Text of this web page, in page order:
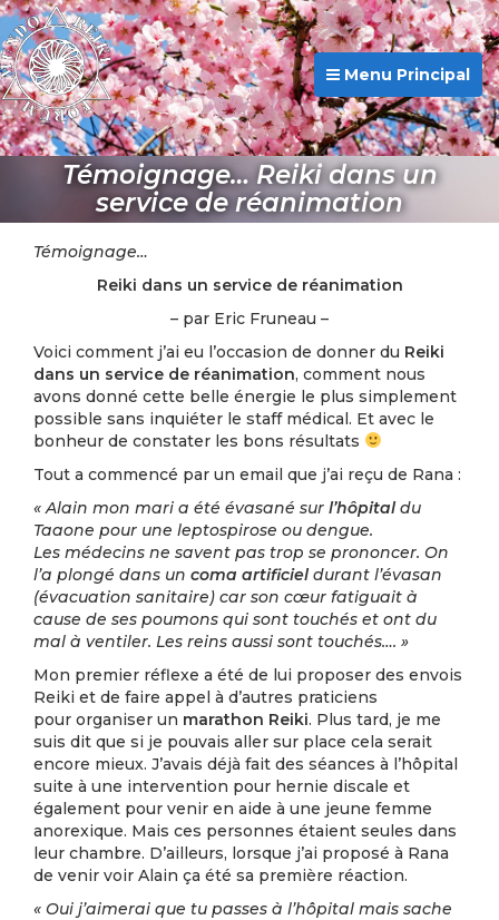
Menu Principal
Témoignage… Reiki dans un
service de réanimation
Témoignage…
Reiki dans un service de réanimation
– par Eric Fruneau –
Voici comment j’ai eu l’occasion de donner du Reiki
dans un service de réanimation, comment nous
avons donné cette belle énergie le plus simplement
possible sans inquiéter le staff médical. Et avec le
bonheur de constater les bons résultats
Tout a commencé par un email que j’ai reçu de Rana :
« Alain mon mari a été évasané sur l’hôpitaldu
Taaone pour une leptospirose ou dengue.
Les médecins ne savent pas trop se prononcer. On
l’a plongé dans un coma artificieldurant l’évasan
(évacuation sanitaire) car son cœur fatiguait à
cause de ses poumons qui sont touchés et ont du
mal à ventiler. Les reins aussi sont touchés…. »
Mon premier réflexe a été de lui proposer des envois
Reiki et de faire appel à d’autres praticiens
pour organiser un marathon Reiki. Plus tard, je me
suis dit que si je pouvais aller sur place cela serait
encore mieux. J’avais déjà fait des séances à l’hôpital
suite à une intervention pour hernie discale et
également pour venir en aide à une jeune femme
anorexique. Mais ces personnes étaient seules dans
leur chambre. D’ailleurs, lorsque j’ai proposé à Rana
de venir voir Alain ça été sa première réaction.
« Oui j’aimerai que tu passes à l’hôpital mais sache